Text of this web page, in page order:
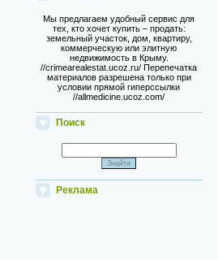
Мы предлагаем удобный сервис для
тех, кто хочет купить – продать:
земельный участок, дом, квартиру,
коммерческую или элитную
недвижимость в Крыму.
//crimearealestat.ucoz.ru/ Перепечатка
материалов разрешена только при
условии прямой гиперссылки
//allmedicine.ucoz.com/
Поиск
Реклама